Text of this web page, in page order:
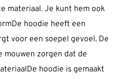
materiaal. Je kunt hem ook
hoodie heeft een
voor een soepel gevoel. De
mouwen zorgen dat de
hoodie is gemaakt